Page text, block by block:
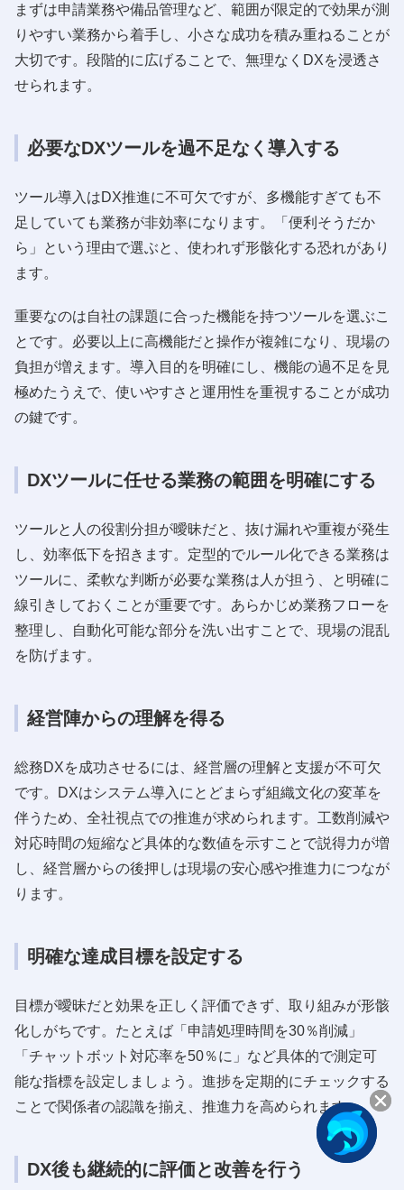
まずは申請業務や備品管理など、範囲が限定的で効果が測
りやすい業務から着手し、小さな成功を積み重ねることが
大切です。段階的に広げることで、無理なくDXを浸透さ
せられます。
必要なDXツールを過不足なく導入する
ツール導入はDX推進に不可欠ですが、多機能すぎても不
足していても業務が非効率になります。「便利そうだか
ら」という理由で選ぶと、使われず形骸化する恐れがあり
ます。
重要なのは自社の課題に合った機能を持つツールを選ぶこ
とです。必要以上に高機能だと操作が複雑になり、現場の
負担が増えます。導入目的を明確にし、機能の過不足を見
極めたうえで、使いやすさと運用性を重視することが成功
の鍵です。
DXツールに任せる業務の範囲を明確にする
ツールと人の役割分担が曖昧だと、抜け漏れや重複が発生
し、効率低下を招きます。定型的でルール化できる業務は
ツールに、柔軟な判断が必要な業務は人が担う、と明確に
線引きしておくことが重要です。あらかじめ業務フローを
整理し、自動化可能な部分を洗い出すことで、現場の混乱
を防げます。
経営陣からの理解を得る
総務DXを成功させるには、経営層の理解と支援が不可欠
です。DXはシステム導入にとどまらず組織文化の変革を
伴うため、全社視点での推進が求められます。工数削減や
対応時間の短縮など具体的な数値を示すことで説得力が増
し、経営層からの後押しは現場の安心感や推進力につなが
ります。
明確な達成目標を設定する
目標が曖昧だと効果を正しく評価できず、取り組みが形骸
化しがちです。たとえば「申請処理時間を30％削減」
「チャットボット対応率を50％に」など具体的で測定可
能な指標を設定しましょう。進捗を定期的にチェックする
ことで関係者の認識を揃え、推進力を高められます。
DX後も継続的に評価と改善を行う